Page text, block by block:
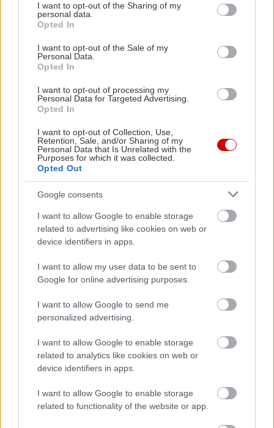
not limited to your visit or usage behaviour. You may click to
grant or deny consent to Google and its third-party tags to
use your data for below specified purposes in below Google
consent section.
I want to opt-out of the Sharing of my
personal data.
Opted In
I want to opt-out of the Sale of my
Personal Data.
Opted In
I want to opt-out of processing my
Personal Data for Targeted Advertising.
Opted In
I want to opt-out of Collection, Use,
Retention, Sale, and/or Sharing of my
Personal Data that Is Unrelated with the
Purposes for which it was collected.
Opted Out
Google consents
I want to allow Google to enable storage
related to advertising like cookies on web or
device identifiers in apps.
I want to allow my user data to be sent to
Google for online advertising purposes.
I want to allow Google to send me
personalized advertising.
I want to allow Google to enable storage
related to analytics like cookies on web or
device identifiers in apps.
I want to allow Google to enable storage
related to functionality of the website or app.
Διαβάστε επίσης